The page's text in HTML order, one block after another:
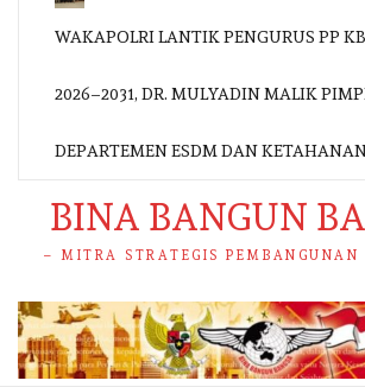
WAKAPOLRI LANTIK PENGURUS PP
2026–2031, DR. MULYADIN MALIK
DEPARTEMEN ESDM DAN
BINA BANGUN
– MITRA STRATEGIS PEMBANGUNAN